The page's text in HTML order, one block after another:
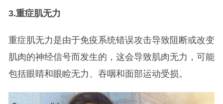
3.重症肌无力
重症肌无力是由于免疫系统错误攻击导致阻断或改变
肌肉的神经信号而发生的，这会导致肌肉无力，可能
包括眼睛和眼睑无力、吞咽和面部运动受损。